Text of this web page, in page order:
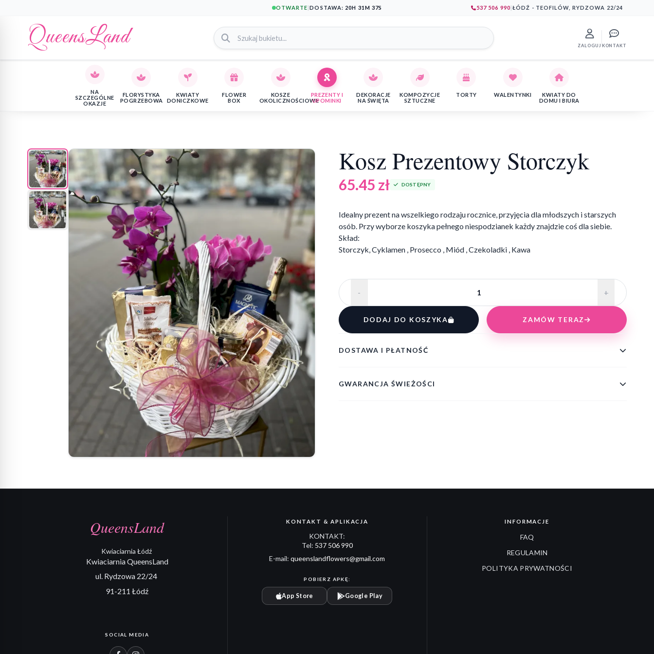
OTWARTE|DOSTAWA: 20H 31M 36S 537 506 990|ŁÓDŹ - TEOFILÓW, RYDZOWA 22/24
QueensLand ZALOGUJ KONTAKT
NA
SZCZEGÓLNE
OKAZJE
FLORYSTYKA
POGRZEBOWA
KWIATY
DONICZKOWE
FLOWER
BOX
KOSZE
OKOLICZNOŚCIOWE
PREZENTY I
UPOMINKI
DEKORACJE
NA ŚWIĘTA
KOMPOZYCJE
SZTUCZNE
TORTY WALENTYNKI
KWIATY DO
DOMU I BIURA
Kosz Prezentowy Storczyk
65.45 zł DOSTĘPNY
Idealny prezent na wszelkiego rodzaju rocznice, przyjęcia dla młodszych i starszych
osób. Przy wyborze koszyka pełnego niespodzianek każdy znajdzie coś dla siebie.
Skład:
Storczyk, Cyklamen , Prosecco , Miód , Czekoladki , Kawa
- +
DODAJ DO KOSZYKA ZAMÓW TERAZ
DOSTAWA I PŁATNOŚĆ
GWARANCJA ŚWIEŻOŚCI
QueensLand
Kwiaciarnia Łódź
Kwiaciarnia QueensLand
ul. Rydzowa 22/24
91-211 Łódź
SOCIAL MEDIA
KONTAKT & APLIKACJA
KONTAKT:
Tel: 537 506 990
E-mail:queenslandflowers@gmail.com
POBIERZ APKĘ:
App Store Google Play
INFORMACJE
FAQ
REGULAMIN
POLITYKA PRYWATNOŚCI